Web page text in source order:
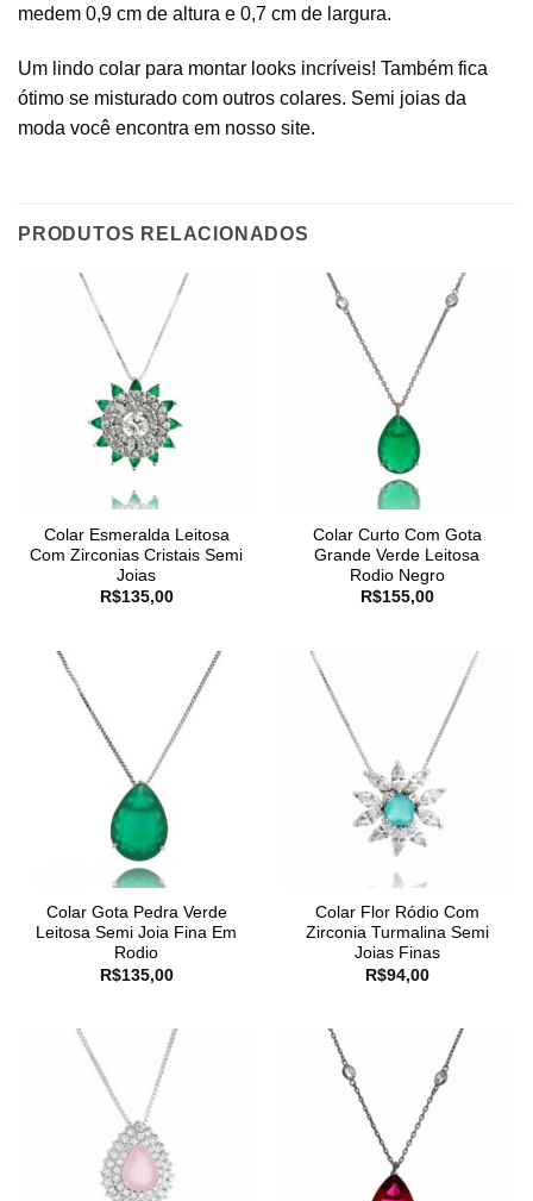
medem 0,9 cm de altura e 0,7 cm de largura.
Um lindo colar para montar looks incríveis! Também fica
ótimo se misturado com outros colares. Semi joias da
moda você encontra em nosso site.
PRODUTOS RELACIONADOS
Colar Esmeralda Leitosa
Com Zirconias Cristais Semi
Joias
R$135,00
Colar Curto Com Gota
Grande Verde Leitosa
Rodio Negro
R$155,00
Colar Gota Pedra Verde
Leitosa Semi Joia Fina Em
Rodio
R$135,00
Colar Flor Ródio Com
Zirconia Turmalina Semi
Joias Finas
R$94,00